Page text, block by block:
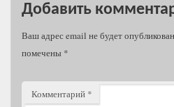
Добавить
Ваш адрес email не будет
помечены *
Комментарий *